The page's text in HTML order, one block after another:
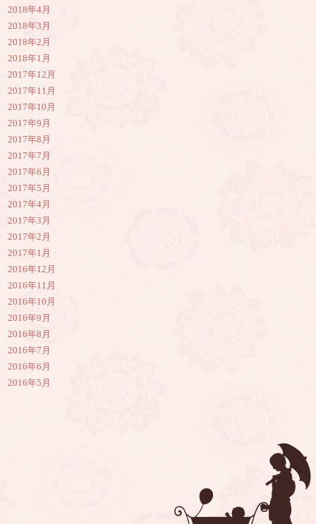
2018年4月
2018年3月
2018年2月
2018年1月
2017年12月
2017年11月
2017年10月
2017年9月
2017年8月
2017年7月
2017年6月
2017年5月
2017年4月
2017年3月
2017年2月
2017年1月
2016年12月
2016年11月
2016年10月
2016年9月
2016年8月
2016年7月
2016年6月
2016年5月